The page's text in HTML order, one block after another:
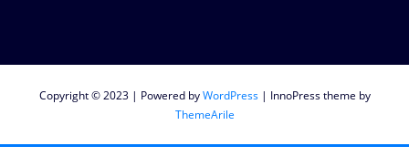
Copyright © 2023 | Powered byWordPress | InnoPress theme by
ThemeArile